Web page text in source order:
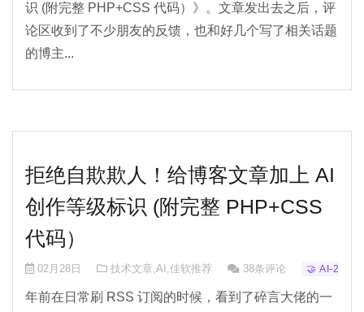
识 (附完整 PHP+CSS 代码）》。文章发出去之后，评
论区收到了不少朋友的反馈，也和好几个写了相关话题
的博主...
拒绝自欺欺人！给博客文章加上 AI
创作等级标识 (附完整 PHP+CSS
代码）
02月28日 技术文章,AI ,佳软推荐 38条评论 🤝 AI-2
年前在日常刷 RSS 订阅的时候，看到了碎言大佬的一